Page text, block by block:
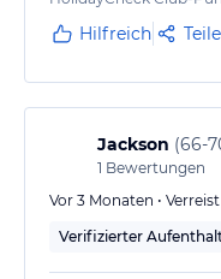
Hilfreich
Jackson (66-
1 Bewertungen
Vor 3 Monaten •
Verifizierter